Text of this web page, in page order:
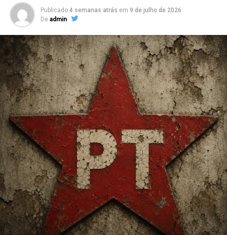
Contudo, o ponto culminante da viagem foi o encontro
com o visionário e entusiasmado investidor,Luiz André
Tissot, proprietário da Sierra. Com um amor inabalável
pela cidade de Gramado, Tissot compartilhou seus
projetos de novos investimentos, que prometem
impulsionar grandiosamente o desenvolvimento local.
Seus planos ambiciosos visam não apenas o crescimento
econômico, mas também o aprimoramento da qualidade
de vida dos moradores e visitantes.
Durante a reunião, Tissot revelou detalhes
emocionantes sobre seus projetos imobiliários
inovadores, que trarão novas oportunidades de negócios
e contribuirão para o fortalecimento da infraestrutura
de Gramado. Seu compromisso com o desenvolvimento
sustentável e sua visão estratégica para a cidade tornam
suas propostas ainda mais promissoras.
Publicado 4 semanas atrás em 9 de julho de 2026
De admin